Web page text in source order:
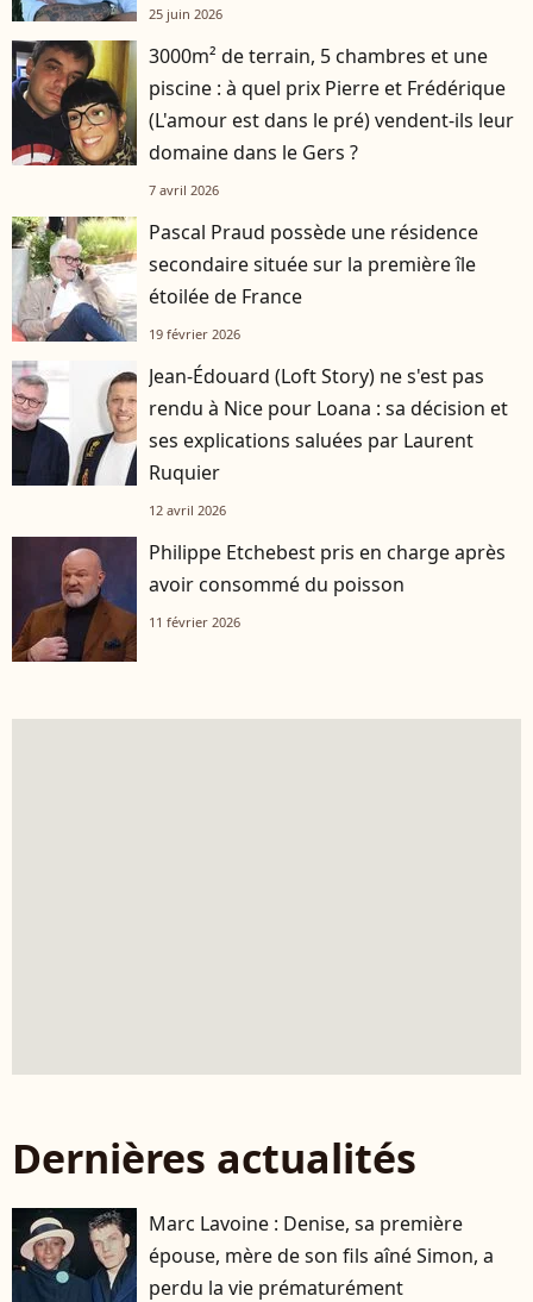
25 juin 2026
3000m² de terrain, 5 chambres et une
piscine : à quel prix Pierre et Frédérique
(L'amour est dans le pré) vendent-ils leur
domaine dans le Gers ?
7 avril 2026
Pascal Praud possède une résidence
secondaire située sur la première île
étoilée de France
19 février 2026
Jean-Édouard (Loft Story) ne s'est pas
rendu à Nice pour Loana : sa décision et
ses explications saluées par Laurent
Ruquier
12 avril 2026
Philippe Etchebest pris en charge après
avoir consommé du poisson
11 février 2026
Dernières actualités
Marc Lavoine : Denise, sa première
épouse, mère de son fils aîné Simon, a
perdu la vie prématurément